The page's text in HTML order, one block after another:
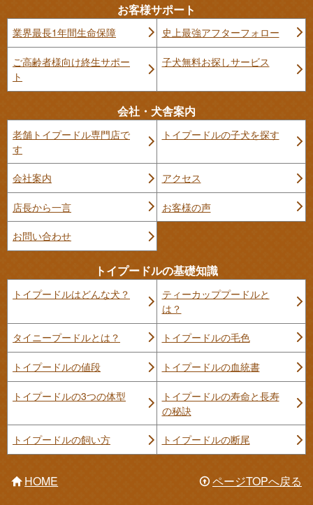
お客様サポート
業界最長1年間生命保障 史上最強アフターフォロー
ご高齢者様向け終生サポー
ト
子犬無料お探しサービス
会社・犬舎案内
老舗トイプードル専門店で
す
トイプードルの子犬を探す
会社案内 アクセス
店長から一言 お客様の声
お問い合わせ
トイプードルの基礎知識
トイプードルはどんな犬？
ティーカッププードルと
は？
タイニープードルとは？ トイプードルの毛色
トイプードルの値段 トイプードルの血統書
トイプードルの3つの体型
トイプードルの寿命と長寿
の秘訣
トイプードルの飼い方 トイプードルの断尾
HOME ページTOPへ戻る